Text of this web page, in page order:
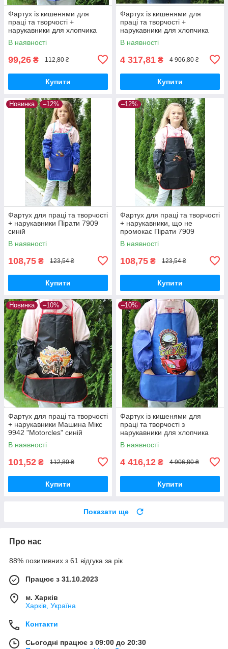
Фартух із кишенями для
праці та творчості +
нарукавники для хлопчика
Машина мустанг 7920 синій
В наявності
99,26 ₴ 112,80 ₴
Купити
Фартух із кишенями для
праці та творчості +
нарукавники для хлопчика
Cars Zone 7921 зелений
В наявності
4 317,81 ₴ 4 906,80 ₴
Купити
Новинка –12%
Фартух для праці та творчості
+ нарукавники Пірати 7909
синій
В наявності
108,75 ₴ 123,54 ₴
Купити
–12%
Фартух для праці та творчості
+ нарукавники, що не
промокає Пірати 7909
чорний
В наявності
108,75 ₴ 123,54 ₴
Купити
Новинка –10%
Фартух для праці та творчості
+ нарукавники Машина Мікс
9942 "Motorcles" синій
В наявності
101,52 ₴ 112,80 ₴
Купити
–10%
Фартух із кишенями для
праці та творчості з
нарукавники для хлопчика
Cars Zone 7921 синій
В наявності
4 416,12 ₴ 4 906,80 ₴
Купити
Показати ще
Про нас
88% позитивних з 61 відгука за рік
Працює з 31.10.2023
м. Харків
Харків, Україна
Контакти
Сьогодні працює з 09:00 до 20:30